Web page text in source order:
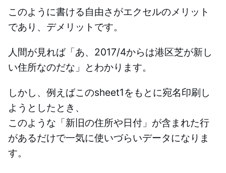
このように書ける自由さがエクセルのメリット
であり、デメリットです。
人間が見れば「あ、2017/4からは港区芝が新し
い住所なのだな」とわかります。
しかし、例えばこのsheet1をもとに宛名印刷し
ようとしたとき、
このような「新旧の住所や日付」が含まれた行
があるだけで一気に使いづらいデータになりま
す。